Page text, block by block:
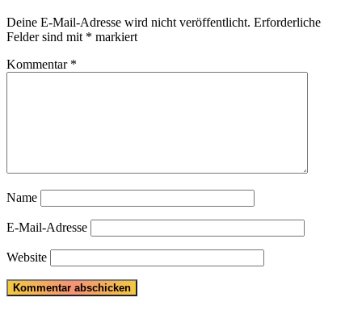
Deine E-Mail-Adresse wird nicht veröffentlicht. Erforderliche
Felder sind mit * markiert
Kommentar *
Name
E-Mail-Adresse
Website